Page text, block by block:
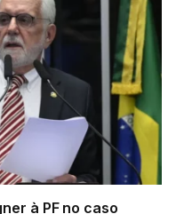
à PF no caso